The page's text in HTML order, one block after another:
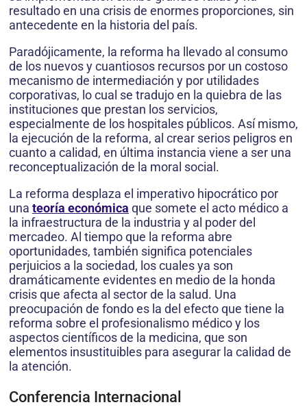
resultado en una crisis de enormes proporciones, sin
antecedente en la historia del país.
Paradójicamente, la reforma ha llevado al consumo
de los nuevos y cuantiosos recursos por un costoso
mecanismo de intermediación y por utilidades
corporativas, lo cual se tradujo en la quiebra de las
instituciones que prestan los servicios,
especialmente de los hospitales públicos. Así mismo,
la ejecución de la reforma, al crear serios peligros en
cuanto a calidad, en última instancia viene a ser una
reconceptualización de la moral social.
La reforma desplaza el imperativo hipocrático por
una teoría económica que somete el acto médico a
la infraestructura de la industria y al poder del
mercadeo. Al tiempo que la reforma abre
oportunidades, también significa potenciales
perjuicios a la sociedad, los cuales ya son
dramáticamente evidentes en medio de la honda
crisis que afecta al sector de la salud. Una
preocupación de fondo es la del efecto que tiene la
reforma sobre el profesionalismo médico y los
aspectos científicos de la medicina, que son
elementos insustituibles para asegurar la calidad de
la atención.
Conferencia Internacional